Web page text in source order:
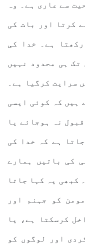
سے عاری ہے۔ وہ
کرتا اور بات کی
ہے۔ خدا کی
تک ہی محدود نہیں
سرایت کرگیا ہے۔
ہیں کہ کوئی ایسی
نہ ہوجائے یا
ہے کہ خدا کی
کی باتیں ہمارے
کبھی یہ کہا جاتا
کو جہنم اور
کرسکتا ہے، یا
اور لوگوں کو